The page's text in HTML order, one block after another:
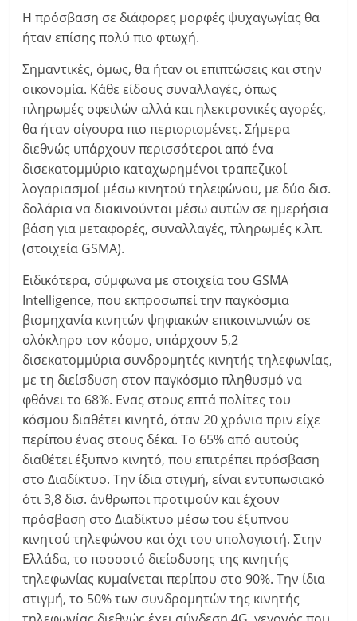
Η πρόσβαση σε διάφορες μορφές ψυχαγωγίας θα
ήταν επίσης πολύ πιο φτωχή.
Σημαντικές, όμως, θα ήταν οι επιπτώσεις και στην
οικονομία. Κάθε είδους συναλλαγές, όπως
πληρωμές οφειλών αλλά και ηλεκτρονικές αγορές,
θα ήταν σίγουρα πιο περιορισμένες. Σήμερα
διεθνώς υπάρχουν περισσότεροι από ένα
δισεκατομμύριο καταχωρημένοι τραπεζικοί
λογαριασμοί μέσω κινητού τηλεφώνου, με δύο δισ.
δολάρια να διακινούνται μέσω αυτών σε ημερήσια
βάση για μεταφορές, συναλλαγές, πληρωμές κ.λπ.
(στοιχεία GSMA).
Ειδικότερα, σύμφωνα με στοιχεία του GSMA
Intelligence, που εκπροσωπεί την παγκόσμια
βιομηχανία κινητών ψηφιακών επικοινωνιών σε
ολόκληρο τον κόσμο, υπάρχουν 5,2
δισεκατομμύρια συνδρομητές κινητής τηλεφωνίας,
με τη διείσδυση στον παγκόσμιο πληθυσμό να
φθάνει το 68%. Ενας στους επτά πολίτες του
κόσμου διαθέτει κινητό, όταν 20 χρόνια πριν είχε
περίπου ένας στους δέκα. Το 65% από αυτούς
διαθέτει έξυπνο κινητό, που επιτρέπει πρόσβαση
στο Διαδίκτυο. Την ίδια στιγμή, είναι εντυπωσιακό
ότι 3,8 δισ. άνθρωποι προτιμούν και έχουν
πρόσβαση στο Διαδίκτυο μέσω του έξυπνου
κινητού τηλεφώνου και όχι του υπολογιστή. Στην
Ελλάδα, το ποσοστό διείσδυσης της κινητής
τηλεφωνίας κυμαίνεται περίπου στο 90%. Την ίδια
στιγμή, το 50% των συνδρομητών της κινητής